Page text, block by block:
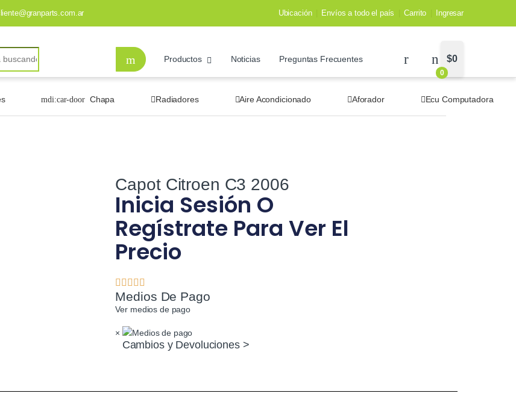
Ubicación Envíos a todo el país Carrito Ingresar
Productos Noticias Preguntas Frecuentes
0
$0
Chapa Radiadores Aire Acondicionado Aforador Ecu Computadora
Capot Citroen C3 2006
Inicia Sesión O
Regístrate Para Ver El
Precio
Medios De Pago
Ver medios de pago
×
Cambios y Devoluciones >